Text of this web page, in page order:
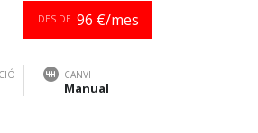
DES DE 96 €/mes
CANVI
Manual